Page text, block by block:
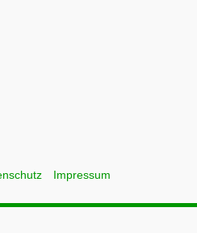
Impressum